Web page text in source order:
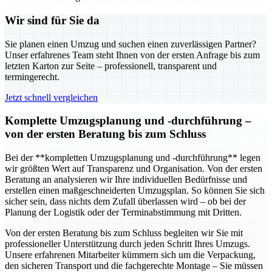
Wir sind für Sie da
Sie planen einen Umzug und suchen einen zuverlässigen Partner?
Unser erfahrenes Team steht Ihnen von der ersten Anfrage bis zum
letzten Karton zur Seite – professionell, transparent und
termingerecht.
Jetzt schnell vergleichen
Komplette Umzugsplanung und -durchführung –
von der ersten Beratung bis zum Schluss
Bei der **kompletten Umzugsplanung und -durchführung** legen
wir größten Wert auf Transparenz und Organisation. Von der ersten
Beratung an analysieren wir Ihre individuellen Bedürfnisse und
erstellen einen maßgeschneiderten Umzugsplan. So können Sie sich
sicher sein, dass nichts dem Zufall überlassen wird – ob bei der
Planung der Logistik oder der Terminabstimmung mit Dritten.
Von der ersten Beratung bis zum Schluss begleiten wir Sie mit
professioneller Unterstützung durch jeden Schritt Ihres Umzugs.
Unsere erfahrenen Mitarbeiter kümmern sich um die Verpackung,
den sicheren Transport und die fachgerechte Montage – Sie müssen